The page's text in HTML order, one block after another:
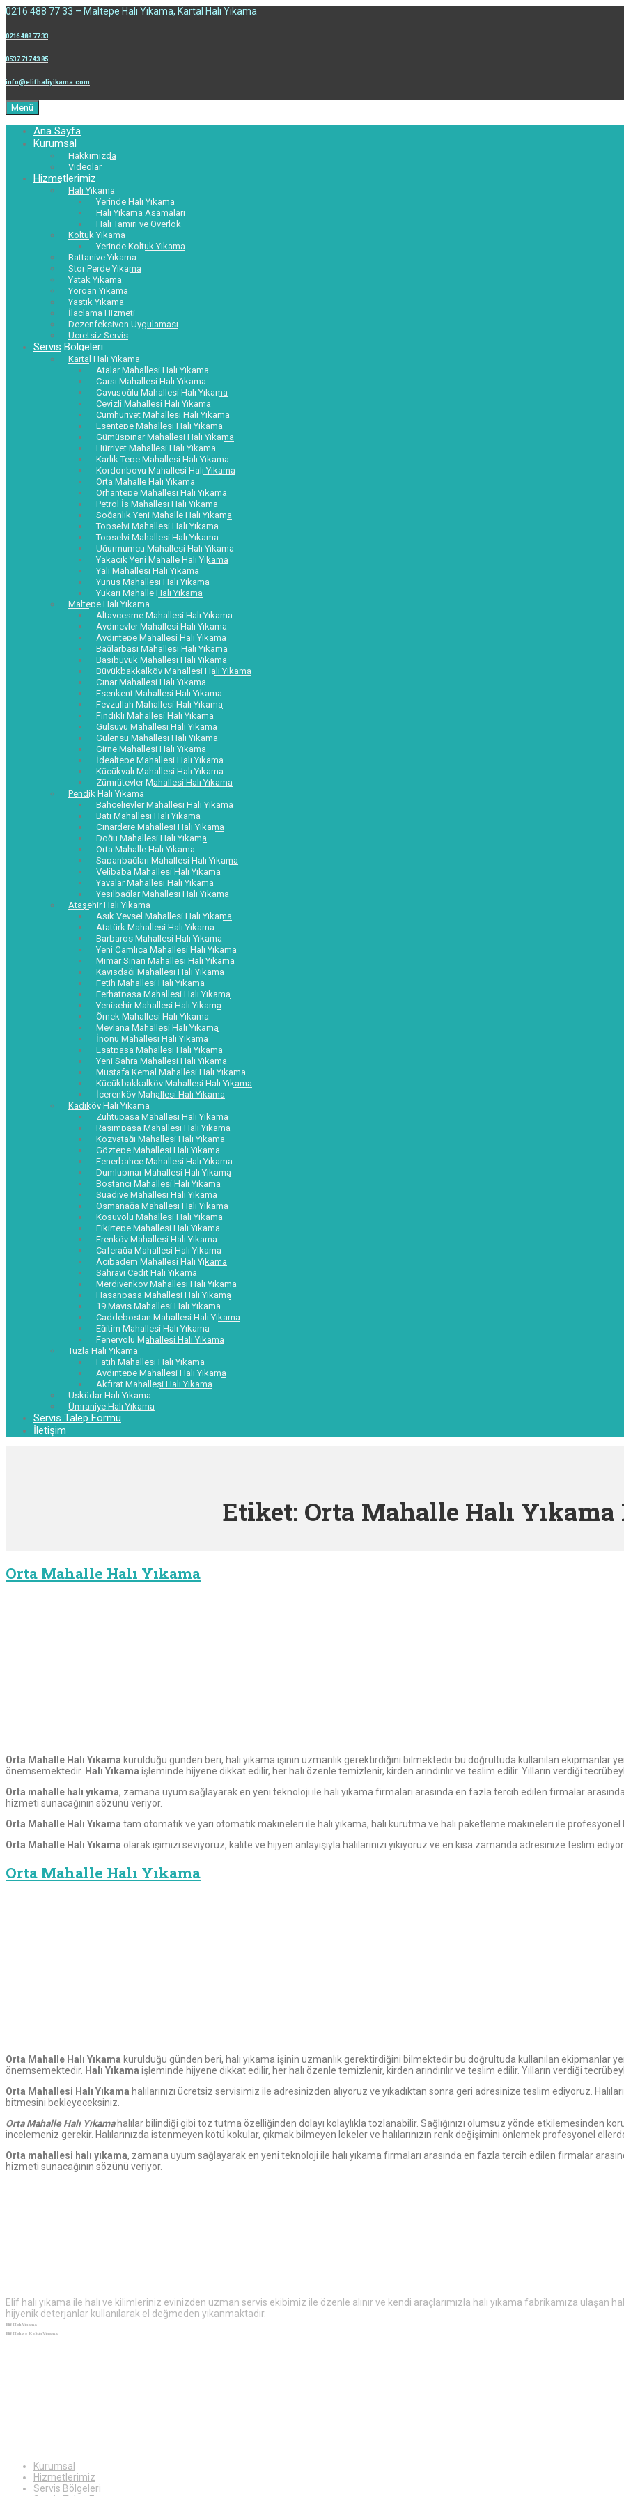
0216 488 77 33 – Maltepe Halı Yıkama, Kartal Halı Yıkama
0216 488 77 33
0537 717 43 85
info@elifhaliyikama.com
Menü
Ana Sayfa
Kurumsal
Hakkımızda
Videolar
Hizmetlerimiz
Halı Yıkama
Yerinde Halı Yıkama
Halı Yıkama Aşamaları
Halı Tamiri ve Overlok
Koltuk Yıkama
Yerinde Koltuk Yıkama
Battaniye Yıkama
Stor Perde Yıkama
Yatak Yıkama
Yorgan Yıkama
Yastık Yıkama
İlaçlama Hizmeti
Dezenfeksiyon Uygulaması
Ücretsiz Servis
Servis Bölgeleri
Kartal Halı Yıkama
Atalar Mahallesi Halı Yıkama
Çarşı Mahallesi Halı Yıkama
Çavuşoğlu Mahallesi Halı Yıkama
Cevizli Mahallesi Halı Yıkama
Cumhuriyet Mahallesi Halı Yıkama
Esentepe Mahallesi Halı Yıkama
Gümüşpınar Mahallesi Halı Yıkama
Hürriyet Mahallesi Halı Yıkama
Karlık Tepe Mahallesi Halı Yıkama
Kordonboyu Mahallesi Halı Yıkama
Orta Mahalle Halı Yıkama
Orhantepe Mahallesi Halı Yıkama
Petrol İş Mahallesi Halı Yıkama
Soğanlık Yeni Mahalle Halı Yıkama
Topselvi Mahallesi Halı Yıkama
Topselvi Mahallesi Halı Yıkama
Uğurmumcu Mahallesi Halı Yıkama
Yakacık Yeni Mahalle Halı Yıkama
Yalı Mahallesi Halı Yıkama
Yunus Mahallesi Halı Yıkama
Yukarı Mahalle Halı Yıkama
Maltepe Halı Yıkama
Altayçeşme Mahallesi Halı Yıkama
Aydınevler Mahallesi Halı Yıkama
Aydıntepe Mahallesi Halı Yıkama
Bağlarbaşı Mahallesi Halı Yıkama
Başıbüyük Mahallesi Halı Yıkama
Büyükbakkalköy Mahallesi Halı Yıkama
Çınar Mahallesi Halı Yıkama
Esenkent Mahallesi Halı Yıkama
Feyzullah Mahallesi Halı Yıkama
Fındıklı Mahallesi Halı Yıkama
Gülsuyu Mahallesi Halı Yıkama
Gülensu Mahallesi Halı Yıkama
Girne Mahallesi Halı Yıkama
İdealtepe Mahallesi Halı Yıkama
Küçükyalı Mahallesi Halı Yıkama
Zümrütevler Mahallesi Halı Yıkama
Pendik Halı Yıkama
Bahçelievler Mahallesi Halı Yıkama
Batı Mahallesi Halı Yıkama
Çınardere Mahallesi Halı Yıkama
Doğu Mahallesi Halı Yıkama
Orta Mahalle Halı Yıkama
Sapanbağları Mahallesi Halı Yıkama
Velibaba Mahallesi Halı Yıkama
Yayalar Mahallesi Halı Yıkama
Yeşilbağlar Mahallesi Halı Yıkama
Ataşehir Halı Yıkama
Aşık Veysel Mahallesi Halı Yıkama
Atatürk Mahallesi Halı Yıkama
Barbaros Mahallesi Halı Yıkama
Yeni Çamlıca Mahallesi Halı Yıkama
Mimar Sinan Mahallesi Halı Yıkama
Kayışdağı Mahallesi Halı Yıkama
Fetih Mahallesi Halı Yıkama
Ferhatpaşa Mahallesi Halı Yıkama
Yenişehir Mahallesi Halı Yıkama
Örnek Mahallesi Halı Yıkama
Mevlana Mahallesi Halı Yıkama
İnönü Mahallesi Halı Yıkama
Esatpaşa Mahallesi Halı Yıkama
Yeni Sahra Mahallesi Halı Yıkama
Mustafa Kemal Mahallesi Halı Yıkama
Küçükbakkalköy Mahallesi Halı Yıkama
İçerenköy Mahallesi Halı Yıkama
Kadıköy Halı Yıkama
Zühtüpaşa Mahallesi Halı Yıkama
Rasimpaşa Mahallesi Halı Yıkama
Kozyatağı Mahallesi Halı Yıkama
Göztepe Mahallesi Halı Yıkama
Fenerbahçe Mahallesi Halı Yıkama
Dumlupınar Mahallesi Halı Yıkama
Bostancı Mahallesi Halı Yıkama
Suadiye Mahallesi Halı Yıkama
Osmanağa Mahallesi Halı Yıkama
Koşuyolu Mahallesi Halı Yıkama
Fikirtepe Mahallesi Halı Yıkama
Erenköy Mahallesi Halı Yıkama
Caferağa Mahallesi Halı Yıkama
Acıbadem Mahallesi Halı Yıkama
Sahrayı Cedit Halı Yıkama
Merdivenköy Mahallesi Halı Yıkama
Hasanpaşa Mahallesi Halı Yıkama
19 Mayıs Mahallesi Halı Yıkama
Caddebostan Mahallesi Halı Yıkama
Eğitim Mahallesi Halı Yıkama
Feneryolu Mahallesi Halı Yıkama
Tuzla Halı Yıkama
Fatih Mahallesi Halı Yıkama
Aydıntepe Mahallesi Halı Yıkama
Akfırat Mahallesi Halı Yıkama
Üsküdar Halı Yıkama
Ümraniye Halı Yıkama
Servis Talep Formu
İletişim
Etiket: Orta Mahalle Halı Yıkama
Orta Mahalle Halı Yıkama
Orta Mahalle Halı Yıkama kurulduğu günden beri, halı yıkama işinin uzmanlık gerektirdiğini bilmektedir bu doğrultuda kullanılan ekipmanlar
önemsemektedir. Halı Yıkama işleminde hijyene dikkat edilir, her halı özenle temizlenir, kirden arındırılır ve teslim edilir. Yılların verdiği
Orta mahalle halı yıkama, zamana uyum sağlayarak en yeni teknoloji ile halı yıkama firmaları arasında en fazla tercih edilen firmalar
hizmeti sunacağının sözünü veriyor.
Orta Mahalle Halı Yıkama tam otomatik ve yarı otomatik makineleri ile halı yıkama, halı kurutma ve halı paketleme makineleri ile
Orta Mahalle Halı Yıkama olarak işimizi seviyoruz, kalite ve hijyen anlayışıyla halılarınızı yıkıyoruz ve en kısa zamanda adresinize teslim
Orta Mahalle Halı Yıkama
Orta Mahalle Halı Yıkama kurulduğu günden beri, halı yıkama işinin uzmanlık gerektirdiğini bilmektedir bu doğrultuda kullanılan ekipmanlar
önemsemektedir. Halı Yıkama işleminde hijyene dikkat edilir, her halı özenle temizlenir, kirden arındırılır ve teslim edilir. Yılların verdiği
Orta Mahallesi Halı Yıkama halılarınızı ücretsiz servisimiz ile adresinizden alıyoruz ve yıkadıktan sonra geri adresinize teslim ediyoruz.
bitmesini bekleyeceksiniz.
Orta Mahalle Halı Yıkamahalılar bilindiği gibi toz tutma özelliğinden dolayı kolaylıkla tozlanabilir. Sağlığınızı olumsuz yönde etkilemesinden
incelemeniz gerekir. Halılarınızda istenmeyen kötü kokular, çıkmak bilmeyen lekeler ve halılarınızın renk değişimini önlemek profesyonel
Orta mahallesi halı yıkama, zamana uyum sağlayarak en yeni teknoloji ile halı yıkama firmaları arasında en fazla tercih edilen firmalar
hizmeti sunacağının sözünü veriyor.
Elif halı yıkama ile halı ve kilimleriniz evinizden uzman servis ekibimiz ile özenle alınır ve kendi araçlarımızla halı yıkama fabrikamıza ulaşan
hijyenik deterjanlar kullanılarak el değmeden yıkanmaktadır.
Elif Halı Yıkama
Elif Halı ve Koltuk Yıkama
Kurumsal
Hizmetlerimiz
Servis Bölgeleri